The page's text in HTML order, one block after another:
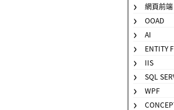
網頁前端
OOAD
AI
ENTITY
IIS
SQL
WPF